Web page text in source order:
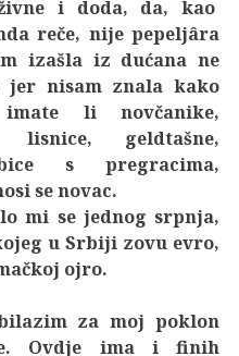
i doda, da, kao
reče, nije pepeljâra
izašla iz dućana ne
jer nisam znala kako
li novčanike,
lisnice, geldtašne,
s pregracima,
se novac.
mi se jednog srpnja,
u Srbiji zovu evro,
ojro.
za moj poklon
Ovdje ima i finih